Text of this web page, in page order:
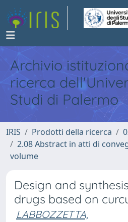
Archivio
ricerca
Studi di Palermo
IRIS Prodotti della ricerca
2.08 Abstract in atti di
volume
Design and
drugs based on
LABBOZZETTA,